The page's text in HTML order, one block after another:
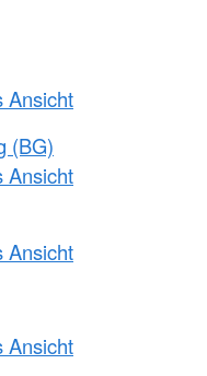
Ansicht
(BG)
Ansicht
Ansicht
Ansicht